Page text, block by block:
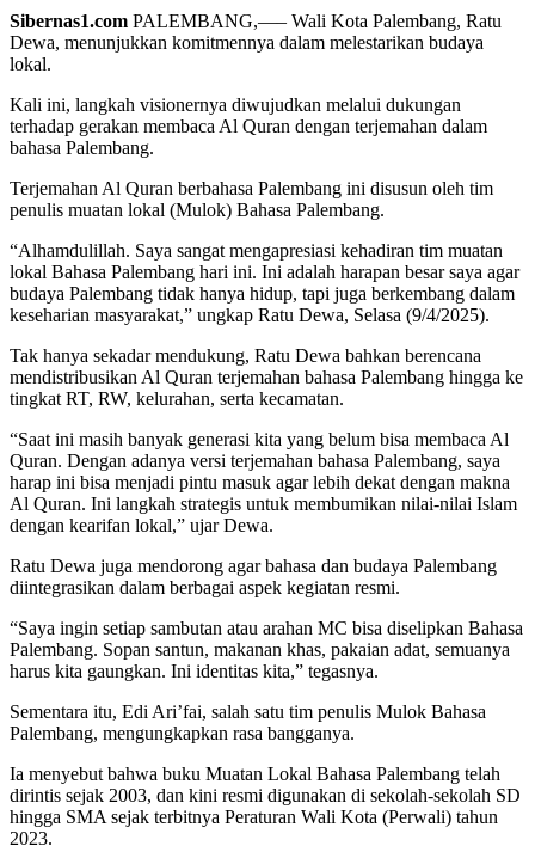
Sibernas1.com PALEMBANG,—– Wali Kota Palembang, Ratu
Dewa, menunjukkan komitmennya dalam melestarikan budaya
lokal.
Kali ini, langkah visionernya diwujudkan melalui dukungan
terhadap gerakan membaca Al Quran dengan terjemahan dalam
bahasa Palembang.
Terjemahan Al Quran berbahasa Palembang ini disusun oleh tim
penulis muatan lokal (Mulok) Bahasa Palembang.
“Alhamdulillah. Saya sangat mengapresiasi kehadiran tim muatan
lokal Bahasa Palembang hari ini. Ini adalah harapan besar saya agar
budaya Palembang tidak hanya hidup, tapi juga berkembang dalam
keseharian masyarakat,” ungkap Ratu Dewa, Selasa (9/4/2025).
Tak hanya sekadar mendukung, Ratu Dewa bahkan berencana
mendistribusikan Al Quran terjemahan bahasa Palembang hingga ke
tingkat RT, RW, kelurahan, serta kecamatan.
“Saat ini masih banyak generasi kita yang belum bisa membaca Al
Quran. Dengan adanya versi terjemahan bahasa Palembang, saya
harap ini bisa menjadi pintu masuk agar lebih dekat dengan makna
Al Quran. Ini langkah strategis untuk membumikan nilai-nilai Islam
dengan kearifan lokal,” ujar Dewa.
Ratu Dewa juga mendorong agar bahasa dan budaya Palembang
diintegrasikan dalam berbagai aspek kegiatan resmi.
“Saya ingin setiap sambutan atau arahan MC bisa diselipkan Bahasa
Palembang. Sopan santun, makanan khas, pakaian adat, semuanya
harus kita gaungkan. Ini identitas kita,” tegasnya.
Sementara itu, Edi Ari’fai, salah satu tim penulis Mulok Bahasa
Palembang, mengungkapkan rasa bangganya.
Ia menyebut bahwa buku Muatan Lokal Bahasa Palembang telah
dirintis sejak 2003, dan kini resmi digunakan di sekolah-sekolah SD
hingga SMA sejak terbitnya Peraturan Wali Kota (Perwali) tahun
2023.